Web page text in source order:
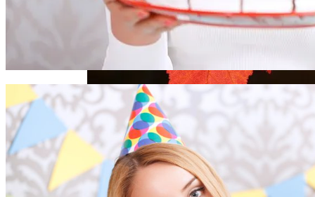
Электромобиль Xiaomi: Внешность Уже
Известна, Имя – Еще Нет
Какие Знаки Зодиака Окажутся В
Сентябрьском Водовороте Любви